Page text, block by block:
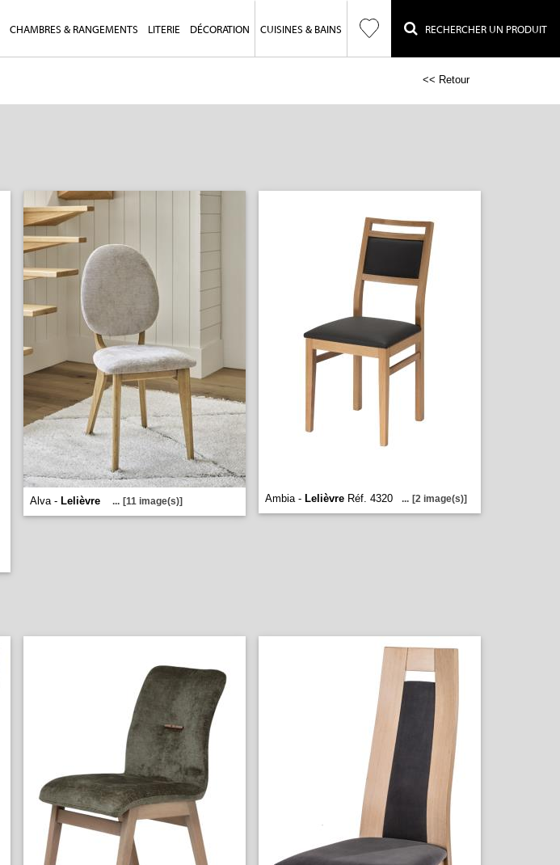
CHAMBRES & RANGEMENTS LITERIE DÉCORATION CUISINES & BAINS RECHERCHER UN PRODUIT
<< Retour
Alva - Lelièvre ... [11 image(s)] Ambia - Lelièvre Réf. 4320 ... [2 image(s)]